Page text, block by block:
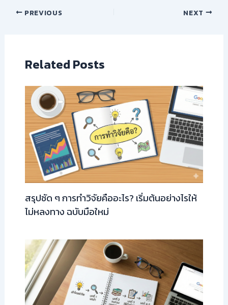
PREVIOUS NEXT
Related Posts
สรุปชัด ๆ การทำวิจัยคืออะไร? เริ่มต้นอย่างไรให้
ไม่หลงทาง ฉบับมือใหม่